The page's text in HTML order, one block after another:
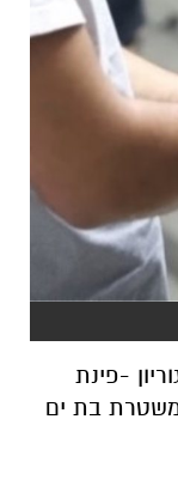
-פינת
בת ים